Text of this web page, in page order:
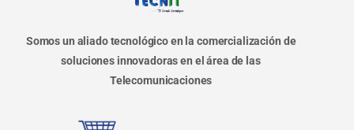
Somos un aliado tecnológico en la comercialización de
soluciones innovadoras en el área de las
Telecomunicaciones